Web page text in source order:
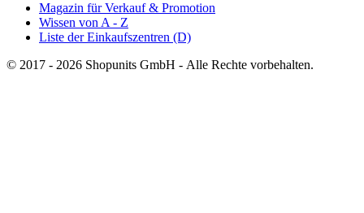
Magazin für Verkauf & Promotion
Wissen von A - Z
Liste der Einkaufszentren (D)
© 2017 - 2026 Shopunits GmbH - Alle Rechte vorbehalten.